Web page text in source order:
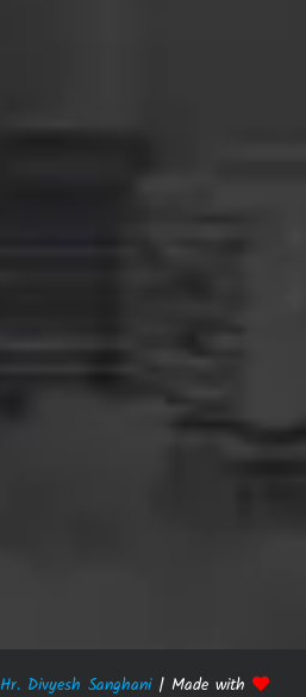
Hr. Divyesh Sanghani| Made with